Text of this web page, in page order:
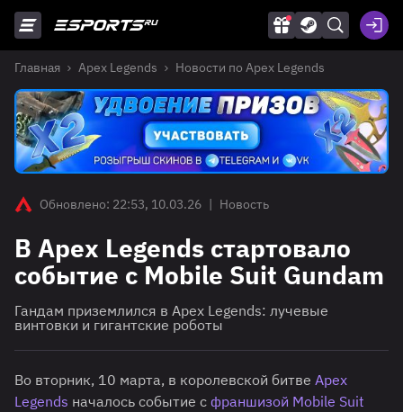
Главная Apex Legends Новости по Apex Legends
Обновлено: 22:53, 10.03.26 | Новость
В Apex Legends стартовало
событие с Mobile Suit Gundam
Гандам приземлился в Apex Legends: лучевые
винтовки и гигантские роботы
Во вторник, 10 марта, в королевской битве Apex
Legends началось событие с франшизой Mobile Suit